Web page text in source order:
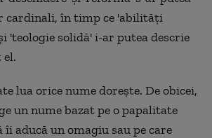
în timp ce 'abilităţi
'teologie solidă' i-ar putea descrie
el.
lua orice nume doreşte. De obicei,
un nume bazat pe o papalitate
îi aducă un omagiu sau pe care